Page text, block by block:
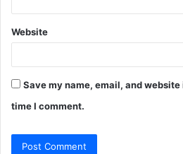
Website
Save my name, email, and
time I comment.